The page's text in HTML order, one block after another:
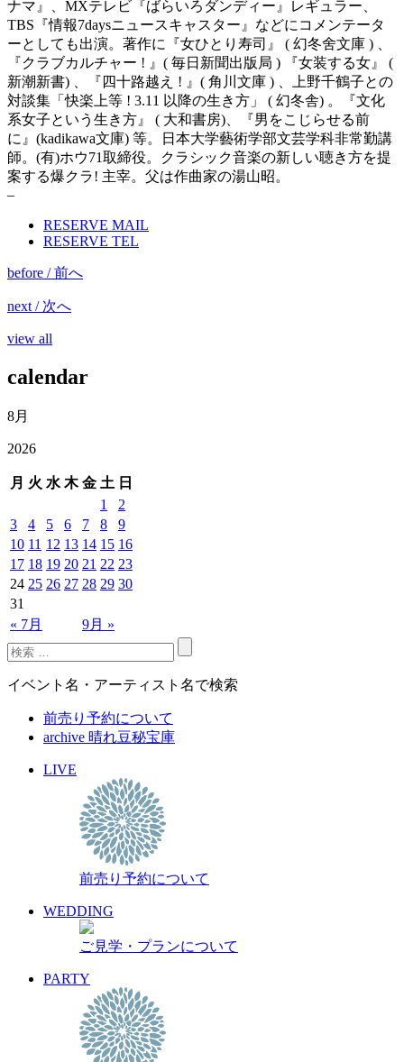
ナマ』、MXテレビ『ばらいろダンディー』レギュラー、
TBS『情報7daysニュースキャスター』などにコメンテータ
ーとしても出演。著作に『女ひとり寿司』 ( 幻冬舍文庫 ) 、
『クラブカルチャー ! 』( 毎日新聞出版局 ) 『女装する女』 (
新潮新書) 、『四十路越え ! 』( 角川文庫 ) 、上野千鶴子との
対談集「快楽上等 ! 3.11 以降の生き方」 ( 幻冬舎) 。『文化
系女子という生き方』 ( 大和書房)、『男をこじらせる前
に』(kadikawa文庫) 等。日本大学藝術学部文芸学科非常勤講
師。(有)ホウ71取締役。クラシック音楽の新しい聴き方を提
案する爆クラ! 主宰。父は作曲家の湯山昭。
–
RESERVE MAIL
RESERVE TEL
before / 前へ
next / 次へ
view all
calendar
8月
2026
月 火 水 木 金 土 日
« 7月 9月 »
1
2
3
4 5 6 7 8
9
10 11 12 13 14 15 16
17 18 19 20 21 22 23
24 25 26 27 28 29 30
31
イベント名・アーティスト名で検索
前売り予約について
archive 晴れ豆秘宝庫
LIVE
前売り予約について
WEDDING
ご見学・プランについて
PARTY